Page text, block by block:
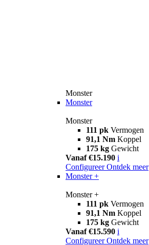
Monster
Monster
Monster
111 pk Vermogen
91,1 Nm Koppel
175 kg Gewicht
Vanaf €15.190 i
Configureer Ontdek meer
Monster +
Monster +
111 pk Vermogen
91,1 Nm Koppel
175 kg Gewicht
Vanaf €15.590 i
Configureer Ontdek meer